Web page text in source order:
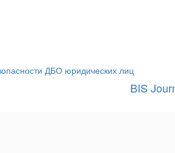
ДБО юридических лиц
BIS